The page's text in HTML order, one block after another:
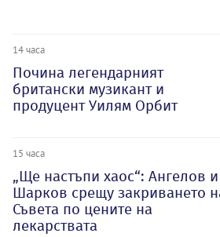
14 часа
Почина легендарният
британски музикант и
продуцент Уилям Орбит
15 часа
„Ще настъпи хаос“: Ангелов и
Шарков срещу закриването
Съвета по цените на
лекарствата